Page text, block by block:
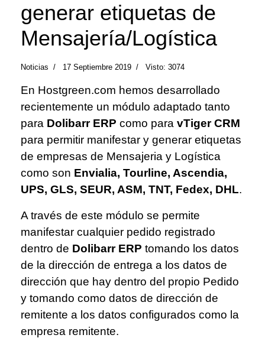
generar etiquetas de
Mensajería/Logística
Noticias 17 Septiembre 2019 Visto: 3074
En Hostgreen.com hemos desarrollado
recientemente un módulo adaptado tanto
para Dolibarr ERP como para vTiger CRM
para permitir manifestar y generar etiquetas
de empresas de Mensajeria y Logística
como son Envialia, Tourline, Ascendia,
UPS, GLS, SEUR, ASM, TNT, Fedex, DHL.
A través de este módulo se permite
manifestar cualquier pedido registrado
dentro de Dolibarr ERP tomando los datos
de la dirección de entrega a los datos de
dirección que hay dentro del propio Pedido
y tomando como datos de dirección de
remitente a los datos configurados como la
empresa remitente.